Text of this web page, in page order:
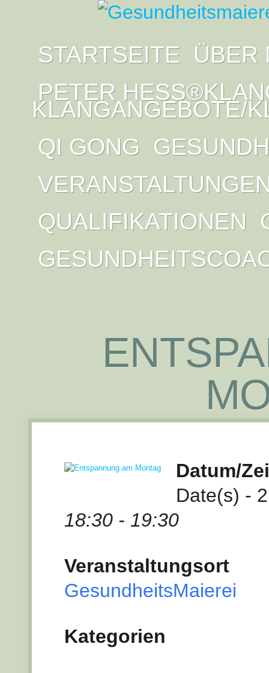
STARTSEITE
ÜBER
PETER
KLANGANGEBOTE/
QI GONG
QUALIFIKATIONEN
Datum/
Date(s) -
18:30 - 19:30
Veranstaltungsort
GesundheitsMaierei
Kategorien